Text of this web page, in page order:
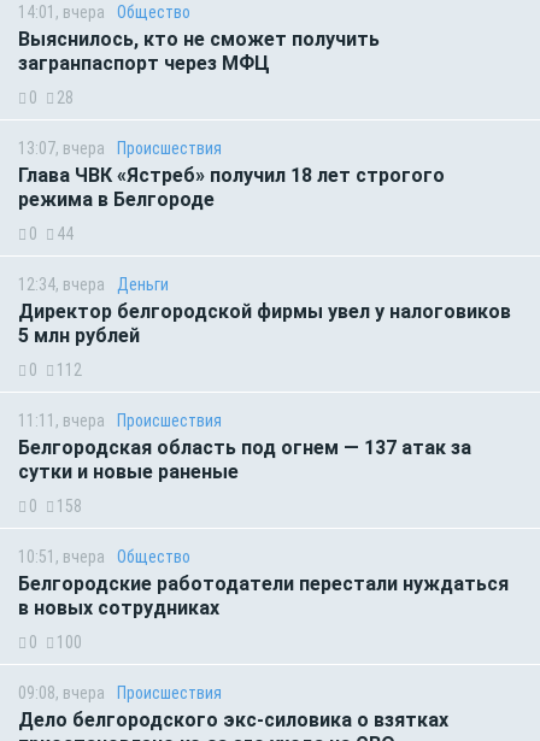
14:01, вчера Общество
Выяснилось, кто не сможет получить
загранпаспорт через МФЦ
0 28
13:07, вчера Происшествия
Глава ЧВК «Ястреб» получил 18 лет строгого
режима в Белгороде
0 44
12:34, вчера Деньги
Директор белгородской фирмы увел у налоговиков
5 млн рублей
0 112
11:11, вчера Происшествия
Белгородская область под огнем — 137 атак за
сутки и новые раненые
0 158
10:51, вчера Общество
Белгородские работодатели перестали нуждаться
в новых сотрудниках
0 100
09:08, вчера Происшествия
Дело белгородского экс-силовика о взятках